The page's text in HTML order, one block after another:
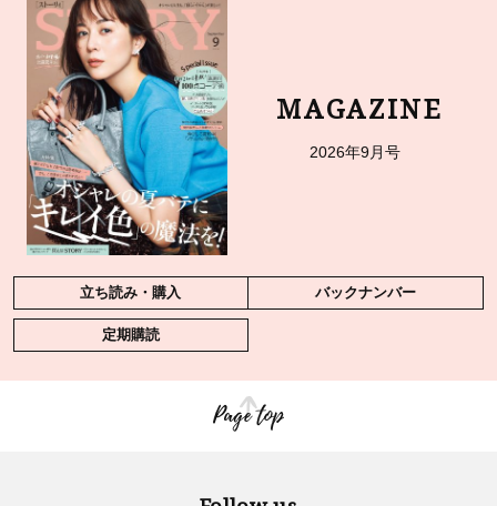
MAGAZINE
2026年9月号
立ち読み・購入 バックナンバー
定期購読
Page top